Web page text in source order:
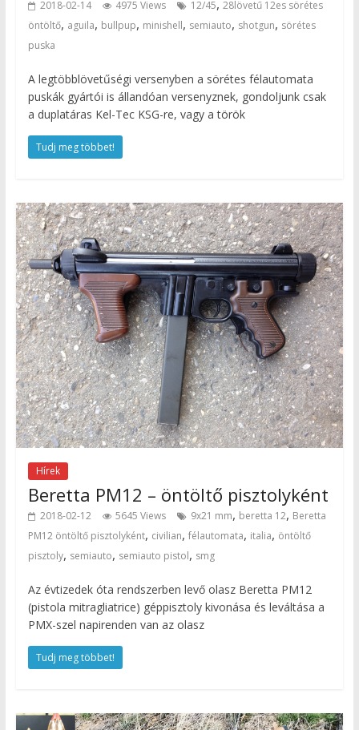
2018-02-14 4975 Views 12/45, 28lövetű 12es sörétes
öntöltő, aguila, bullpup, minishell, semiauto, shotgun, sörétes
puska
A legtöbblövetűségi versenyben a sörétes félautomata
puskák gyártói is állandóan versenyznek, gondoljunk csak
a duplatáras Kel-Tec KSG-re, vagy a török
Tudj meg többet!
Hírek
Beretta PM12 – öntöltő pisztolyként
2018-02-12 5645 Views 9x21 mm, beretta 12, Beretta
PM12 öntöltő pisztolyként, civilian, félautomata, italia, öntöltő
pisztoly, semiauto, semiauto pistol, smg
Az évtizedek óta rendszerben levő olasz Beretta PM12
(pistola mitragliatrice) géppisztoly kivonása és leváltása a
PMX-szel napirenden van az olasz
Tudj meg többet!